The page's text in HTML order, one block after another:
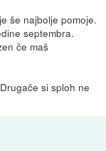
še najbolje pomoje.
septembra.
če maš
si sploh ne